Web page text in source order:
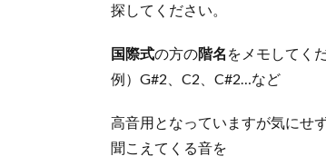
探してください。
国際式の方の階名 をメモしてく
例）G#2、C2、C#2…など
高音用となっていますが気にせず
聞こえてくる音を